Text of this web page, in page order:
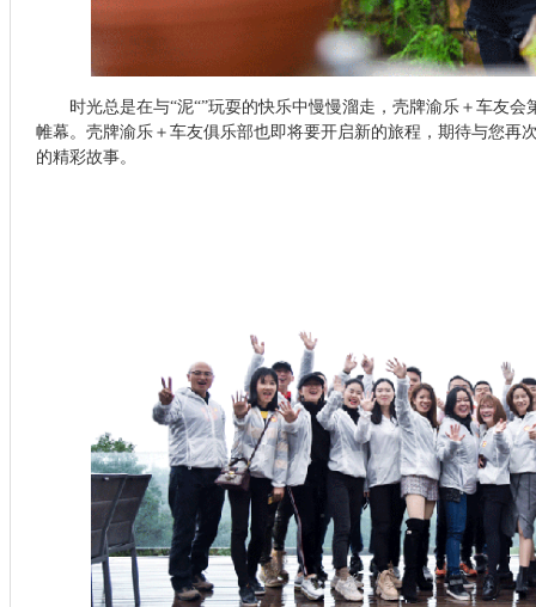
时光总是在与“泥“”玩耍的快乐中慢慢溜走，壳牌渝乐＋车友
帷幕。壳牌渝乐＋车友俱乐部也即将要开启新的旅程，期待与您再
的精彩故事。